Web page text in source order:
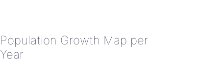
Population Growth Map per
Year